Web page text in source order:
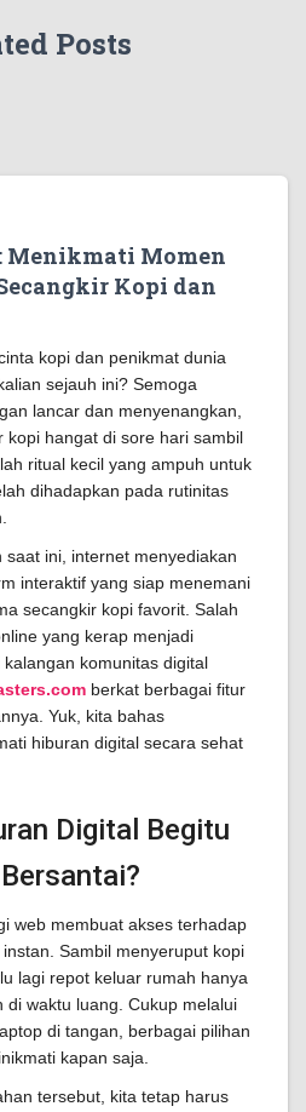
Posts
Menikmati Momen
Kopi dan
kopi dan penikmat dunia
sejauh ini? Semoga
lancar dan menyenangkan,
kopi hangat di sore hari sambil
ritual kecil yang ampuh untuk
dihadapkan pada rutinitas
ini, internet menyediakan
interaktif yang siap menemani
secangkir kopi favorit. Salah
yang kerap menjadi
komunitas digital
berkat berbagai fitur
Yuk, kita bahas
hiburan digital secara sehat
Digital Begitu
web membuat akses terhadap
Sambil menyeruput kopi
lagi repot keluar rumah hanya
di waktu luang. Cukup melalui
di tangan, berbagai pilihan
kapan saja.
tersebut, kita tetap harus